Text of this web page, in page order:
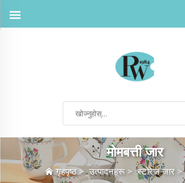
मोमबत्ती जार
गृहपृष्ठ>उत्पादनहरू>स्टोरेज जार